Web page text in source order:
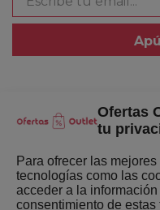
Ofertas
tu
Para ofrecer las
tecnologías como las
acceder a la
consentimiento de
Quienes somos
Últimas Novedades